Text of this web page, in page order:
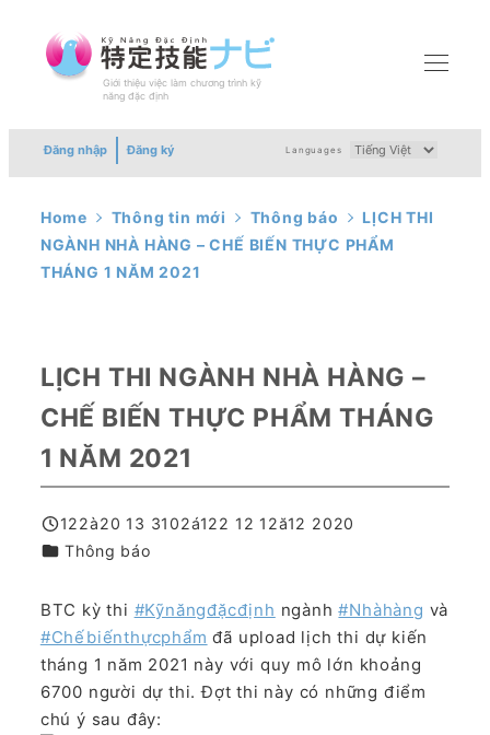
Giới thiệu việc làm chương trình kỹ
năng đặc định
Languages
Đăng nhập Đăng ký
Home Thông tin mới Thông báo
LỊCH THI
NGÀNH NHÀ HÀNG – CHẾ BIẾN THỰC PHẨM
THÁNG 1 NĂM 2021
LỊCH THI NGÀNH NHÀ HÀNG –
CHẾ BIẾN THỰC PHẨM THÁNG
1 NĂM 2021
Published
122à20 13 3102á122 12 12ă12 2020
Danh mục
Thông báo
BTC kỳ thi #Kỹnăngđặcđịnh ngành#Nhàhàng và
#Chếbiếnthựcphẩm đã upload lịch thi dự kiến
tháng 1 năm 2021 này với quy mô lớn khoảng
6700 người dự thi. Đợt thi này có những điểm
chú ý sau đây: